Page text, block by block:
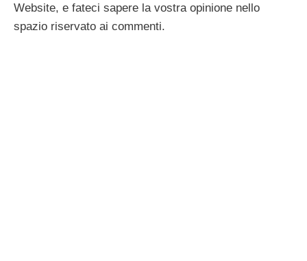
Website, e fateci sapere la vostra opinione nello
spazio riservato ai commenti.